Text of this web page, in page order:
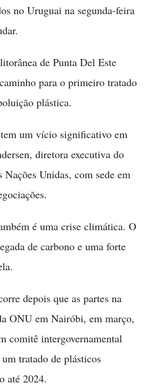
no Uruguai na segunda-feira
de Punta Del Este
para o primeiro tratado
plástica.
um vício significativo em
diretora executiva do
Unidas, com sede em
é uma crise climática. O
de carbono e uma forte
depois que as partes na
ONU em Nairóbi, em março,
comitê intergovernamental
tratado de plásticos
até 2024.